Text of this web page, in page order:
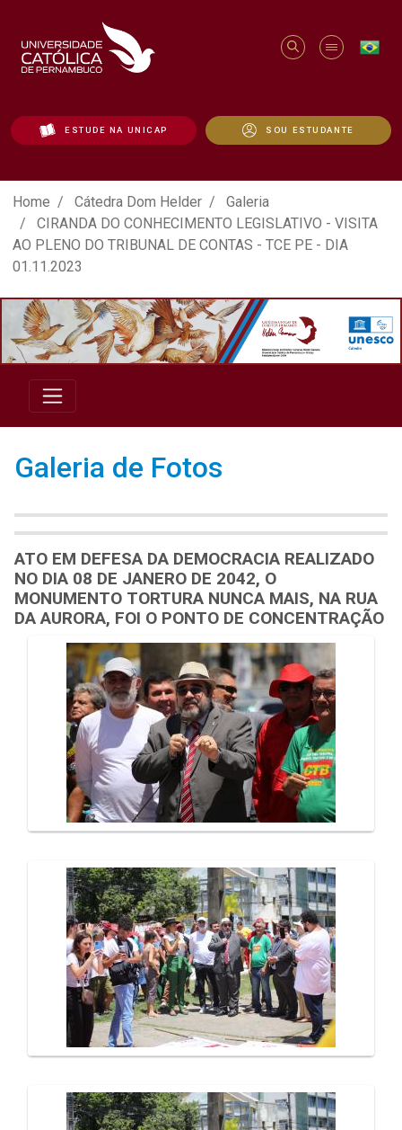
ESTUDE NA UNICAP SOU ESTUDANTE
ATO EM DEFESA DA DEMOCRACIA
Home Cátedra Dom Helder
Galeria
CIRANDA DO CONHECIMENTO LEGISLATIVO - VISITA
AO PLENO DO TRIBUNAL DE CONTAS - TCE PE - DIA
01.11.2023
Galeria de Fotos
ATO EM DEFESA DA DEMOCRACIA REALIZADO
NO DIA 08 DE JANERO DE 2042, O
MONUMENTO TORTURA NUNCA MAIS, NA RUA
DA AURORA, FOI O PONTO DE CONCENTRAÇÃO
Galeria de Mídias